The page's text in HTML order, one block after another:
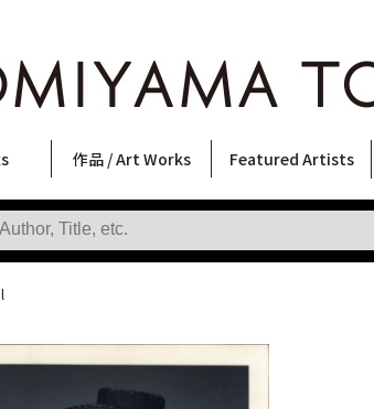
作品 / Art Works
フォトグラフィー
Photography
ポスター
Posters
ストリートアート
Street Art
立体・その他
Sculptures / etc
アートワークス
Art Works
Primary Artworks
KOMIYAMA TOKYO ART LABEL
版画
Prints
Featured Artists
稲嶺啓一(東風終)
村田言恵
丸岡和吾
Rico Casella
キム・ロートン
菅谷晋一
柴田亜美
内藤啓介
CHRIS
三島剛
春川ナミオ
内藤ルネ
三島由紀夫
森山大道
横尾忠則
北島敬三
大西洋介
林月光
COOKIE
秋赤音
須藤昌人
二本木里美
大類信
天野タケル
佐伯俊男